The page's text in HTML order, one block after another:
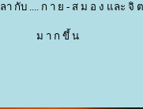
กับ .... ก า ย - ส ม อ ง และ จิ
ม า ก ขึ้ น